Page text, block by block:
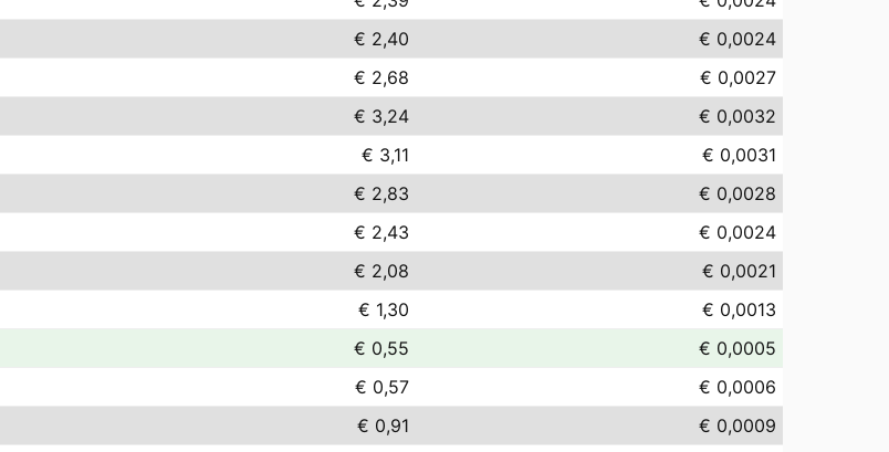
€ 2,40
€ 0,0024
€ 2,68
€ 0,0027
€ 3,24
€ 0,0032
€ 3,11
€ 0,0031
€ 2,83
€ 0,0028
€ 2,43
€ 0,0024
€ 2,08
€ 0,0021
€ 1,30
€ 0,0013
€ 0,55
€ 0,0005
€ 0,57
€ 0,0006
€ 0,91
€ 0,0009